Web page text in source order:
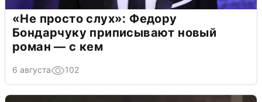
«Не просто слух»: Федору
Бондарчуку приписывают новый
роман — с кем
6 августа 102